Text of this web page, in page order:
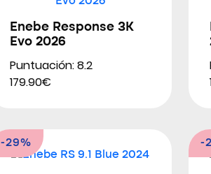
Enebe Response 3K
Evo 2026
Puntuación: 8.2
179.90€
-29% -